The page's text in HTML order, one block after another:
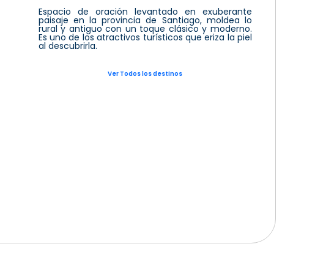
Espacio de oración levantado en exuberante
paisaje en la provincia de Santiago, moldea lo
rural y antiguo con un toque clásico y moderno.
Es uno de los atractivos turísticos que eriza la piel
al descubrirla.
Ver Todos los destinos